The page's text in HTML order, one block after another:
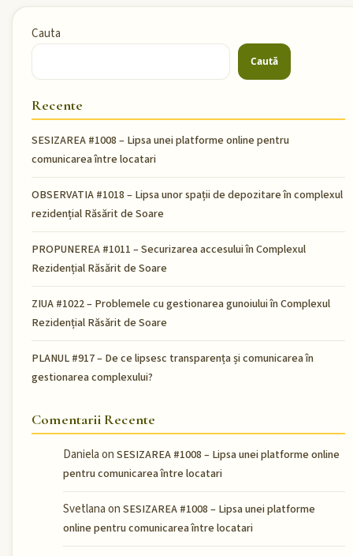
Cauta
Caută
Recente
SESIZAREA #1008 – Lipsa unei platforme online pentru
comunicarea între locatari
OBSERVATIA #1018 – Lipsa unor spații de depozitare în complexul
rezidențial Răsărit de Soare
PROPUNEREA #1011 – Securizarea accesului în Complexul
Rezidențial Răsărit de Soare
ZIUA #1022 – Problemele cu gestionarea gunoiului în Complexul
Rezidențial Răsărit de Soare
PLANUL #917 – De ce lipsesc transparența și comunicarea în
gestionarea complexului?
Comentarii Recente
Danielaon SESIZAREA #1008 – Lipsa unei platforme online
pentru comunicarea între locatari
Svetlanaon SESIZAREA #1008 – Lipsa unei platforme
online pentru comunicarea între locatari